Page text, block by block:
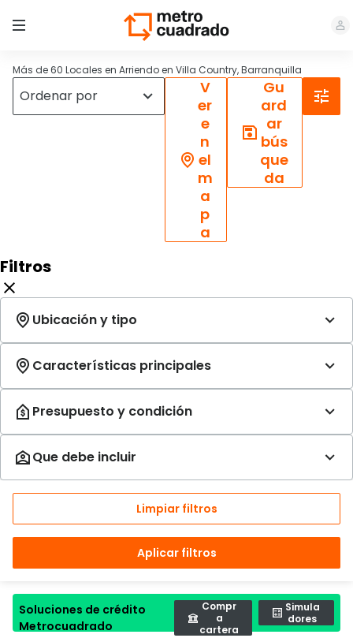
Más de 60 Locales en Arriendo en Villa Country, Barranquilla
V
er
e
n
el
m
a
p
a
Gu
ard
ar
bús
que
da
Filtros
Limpiar filtros
Aplicar filtros
Soluciones de crédito
Metrocuadrado
Compr
a
cartera
Simula
dores